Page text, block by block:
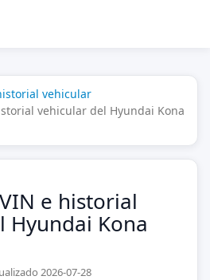
vehicular
vehicular del Hyundai Kona
e historial
Hyundai Kona
2026-07-28